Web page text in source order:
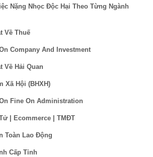
Nặng Nhọc Độc Hại Theo Từng Ngành
Về Thuế
Company And Investment
Về Hải Quan
Xã Hội (BHXH)
Fine On Administration
| Ecommerce | TMĐT
Toàn Lao Động
Cấp Tỉnh